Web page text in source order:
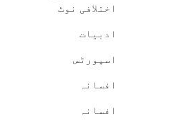
اختلافی نوٹ
ادبیات
اسپورٹس
افسانہ
افسانہ